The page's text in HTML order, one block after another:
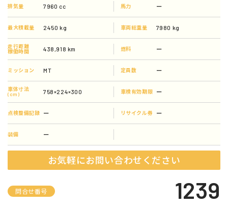
排気量 7960 cc 馬力 ー
最大積載量 2450 kg 車両総重量 7980 kg
走行距離
稼働時間
438,918 km 燃料 ー
ミッション MT 定員数 ー
車体寸法
(cm)
758×224×300 車検有効期限 ー
点検整備記録 ー リサイクル券 ー
装備 ー
お気軽にお問い合わせください
問合せ番号 1239